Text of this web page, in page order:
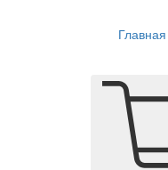
Главная